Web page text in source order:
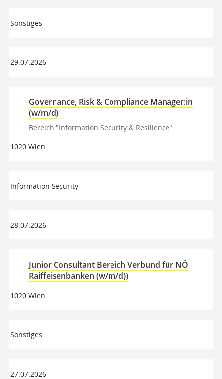
Sonstiges
29.07.2026
Governance, Risk & Compliance Manager:in
(w/m/d)
Bereich "Information Security & Resilience"
1020 Wien
Information Security
28.07.2026
Junior Consultant Bereich Verbund für NÖ
Raiffeisenbanken (w/m/d))
1020 Wien
Sonstiges
27.07.2026